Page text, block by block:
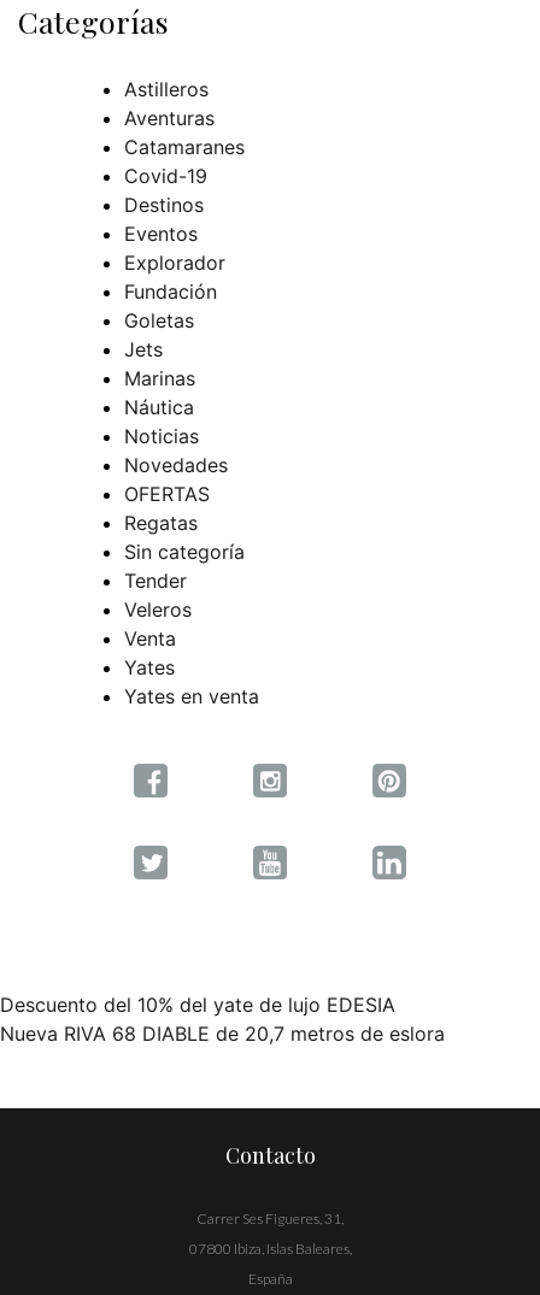
Categorías
Astilleros
Aventuras
Catamaranes
Covid-19
Destinos
Eventos
Explorador
Fundación
Goletas
Jets
Marinas
Náutica
Noticias
Novedades
OFERTAS
Regatas
Sin categoría
Tender
Veleros
Venta
Yates
Yates en venta
Navegación
entradas
Descuento del 10% del yate de lujo EDESIA
Nueva RIVA 68 DIABLE de 20,7 metros de eslora
Contacto
Carrer Ses Figueres, 31,
07800 Ibiza, Islas Baleares,
España